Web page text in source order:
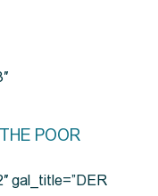
POOR
gal_title=”DER